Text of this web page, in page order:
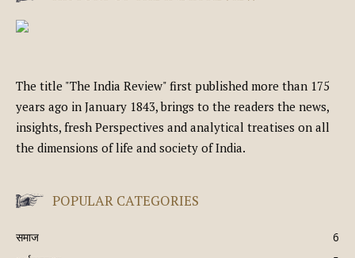
The title "The India Review" first published more than 175
years ago in January 1843, brings to the readers the news,
insights, fresh Perspectives and analytical treatises on all
the dimensions of life and society of India.
POPULAR CATEGORIES
समाज
6